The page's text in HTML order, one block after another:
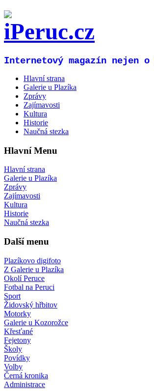
Internetový magazín nejen o
Hlavní strana
Galerie u Plazíka
Zprávy
Zajímavosti
Kultura
Historie
Naučná stezka
Hlavní Menu
Hlavní strana
Galerie u Plazíka
Zprávy
Zajímavosti
Kultura
Historie
Naučná stezka
Další menu
Plazíkovo digifoto
Z Galerie u Plazíka
Okolí Peruce
Fotbal na Peruci
Sport
Židovský hřbitov
Motorky
Galerie u Kozorožce
Křesťané
Fejetony
Školy
Povídky
Volby
Černá kronika
Administrace